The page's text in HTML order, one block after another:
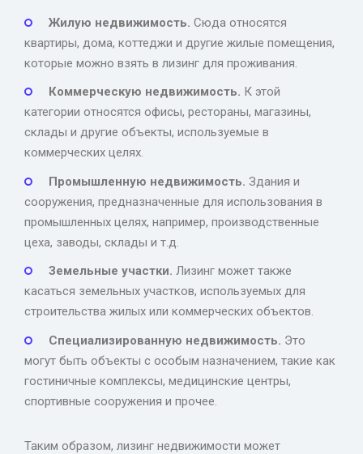
Жилую недвижимость. Сюда относятся
квартиры, дома, коттеджи и другие жилые помещения,
которые можно взять в лизинг для проживания.
Коммерческую недвижимость. К этой
категории относятся офисы, рестораны, магазины,
склады и другие объекты, используемые в
коммерческих целях.
Промышленную недвижимость. Здания и
сооружения, предназначенные для использования в
промышленных целях, например, производственные
цеха, заводы, склады и т.д.
Земельные участки. Лизинг может также
касаться земельных участков, используемых для
строительства жилых или коммерческих объектов.
Специализированную недвижимость. Это
могут быть объекты с особым назначением, такие как
гостиничные комплексы, медицинские центры,
спортивные сооружения и прочее.
Таким образом, лизинг недвижимости может